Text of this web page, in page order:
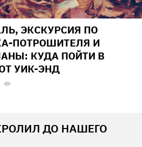
ЭКСКУРСИЯ ПО
ПОТРОШИТЕЛЯ И
КУДА ПОЙТИ В
УИК-ЭНД
ДО НАШЕГО